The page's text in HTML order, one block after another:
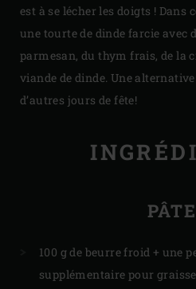
est à se lécher les doigts ! Dans
une tourte de dinde farcie avec
parmesan, du thym frais, de la
viande de dinde. Une
d’autres jours de fête!
PÂTE
100 g de beurre froid + une
supplémentaire pour